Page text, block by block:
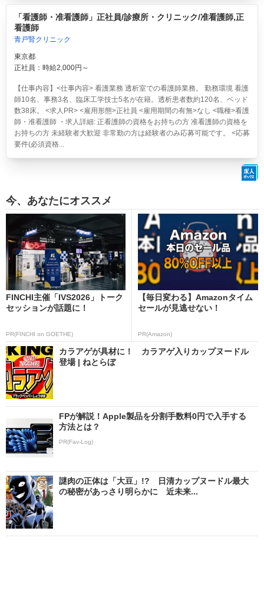
「看護師・准看護師」正社員/診療所・クリニック/准看護師,正
看護師
青戸腎クリニック
東京都
正社員：時給2,000円～
【仕事内容】<仕事内容> 看護業務 透析室での看護師業務。 勤務環境 看護
師10名、事務3名、臨床工学技士5名が在籍。透析患者数約120名、ベッド
数38床。 <求人PR> <雇用形態>正社員 <雇用期間の有無>なし <職種>看護
師・准看護師 ・求人詳細: 正看護師の資格をお持ちの方 准看護師の資格を
お持ちの方 未経験者大歓迎 非常勤の方は経験者のみ応募可能です。 <応募
要件(必須資格...
今、あなたにオススメ
FINCHI主催「IVS2026」トーク
セッションが話題に！
PR(FINCHI on GOETHE)
【毎日変わる】Amazonタイム
セールが見逃せない！
PR(Amazon)
カラアゲが具材に！ カラアゲ入りカップヌードル
登場 | ねとらぼ
FPが解説！Apple製品を分割手数料0円で入手する
方法とは？
PR(Fav-Log)
謎肉の正体は「大豆」!? 日清カップヌードル最大
の秘密があっさり明らかに 近未来...